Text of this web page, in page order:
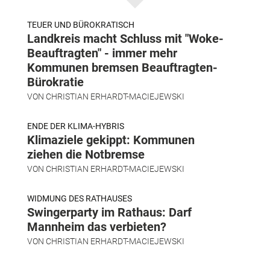
TEUER UND BÜROKRATISCH
Landkreis macht Schluss mit "Woke-
Beauftragten" - immer mehr
Kommunen bremsen Beauftragten-
Bürokratie
VON CHRISTIAN ERHARDT-MACIEJEWSKI
ENDE DER KLIMA-HYBRIS
Klimaziele gekippt: Kommunen
ziehen die Notbremse
VON CHRISTIAN ERHARDT-MACIEJEWSKI
WIDMUNG DES RATHAUSES
Swingerparty im Rathaus: Darf
Mannheim das verbieten?
VON CHRISTIAN ERHARDT-MACIEJEWSKI